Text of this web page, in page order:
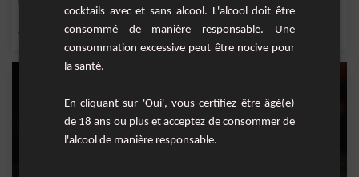
vodka café,liqueur de café,chantilly,creme
cocktails avec et sans alcool. L'alcool doit être
consommé de manière responsable. Une
consommation excessive peut être nocive pour
la santé.
En cliquant sur 'Oui', vous certifiez être âgé(e)
de 18 ans ou plus et acceptez de consommer de
l'alcool de manière responsable.